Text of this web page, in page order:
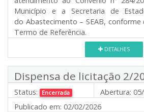
Município e a Secretaria de
do Abastecimento – SEAB, conforme
Termo de Referência.
DETALHES
Dispensa de licitação 2/
Status: Encerrada Abertura:
Publicado em: 02/02/2026